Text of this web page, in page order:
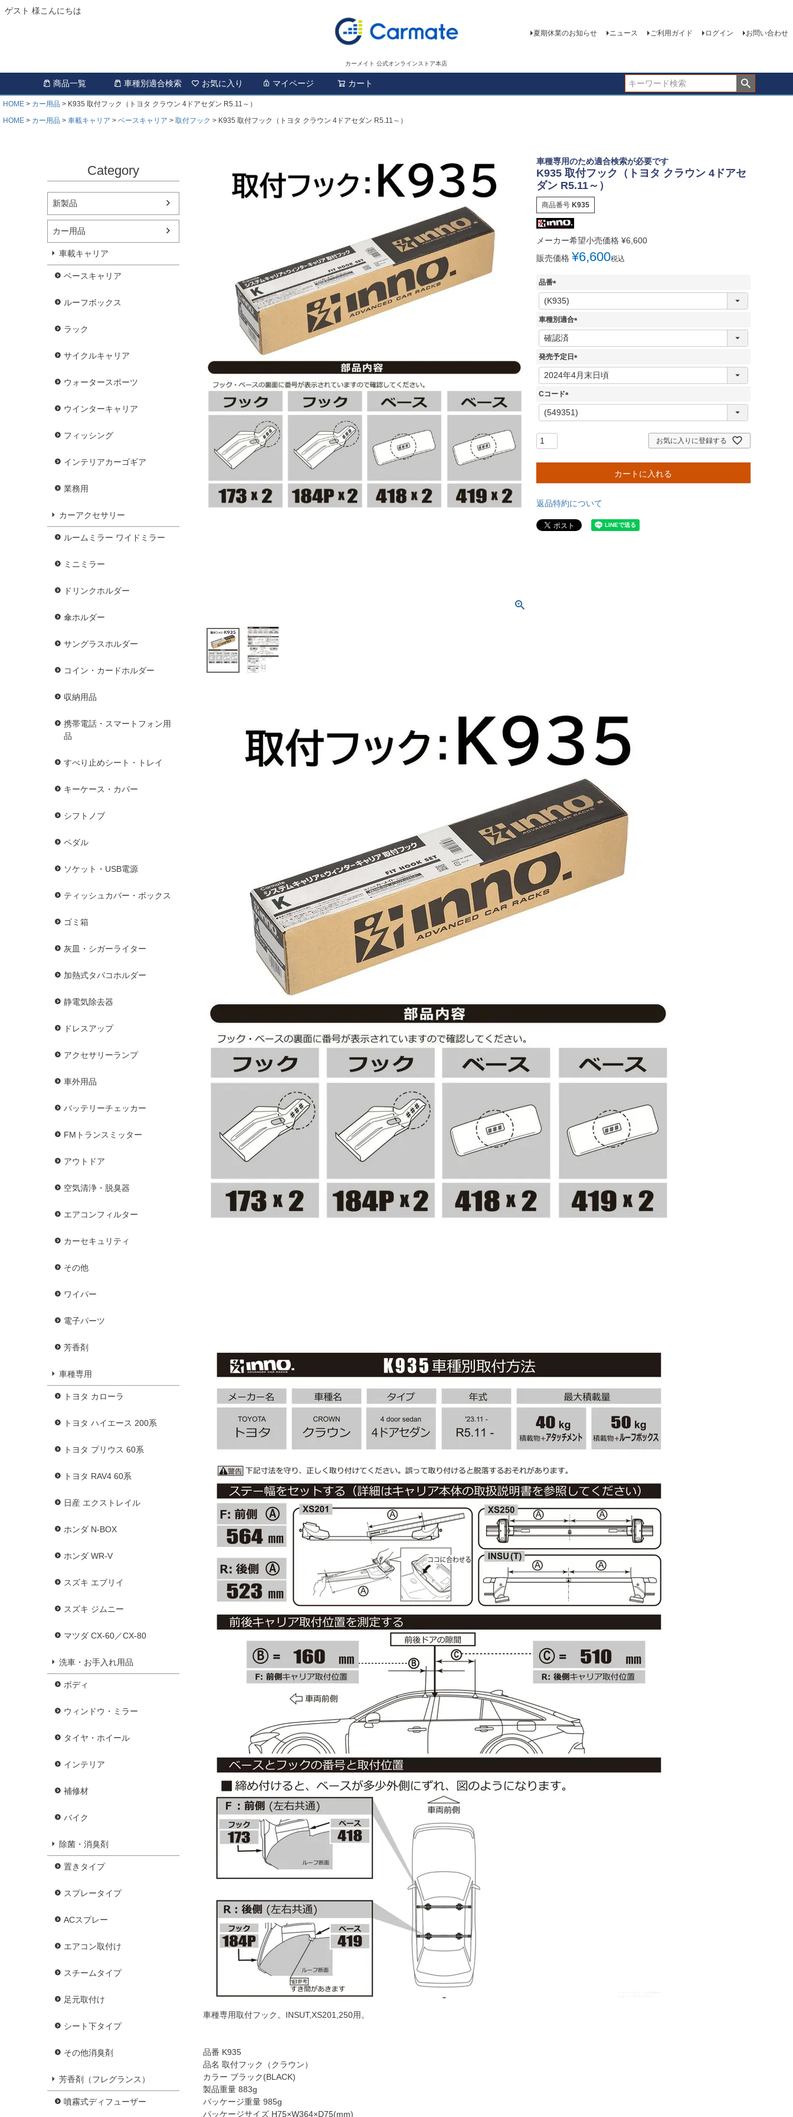
ゲスト 様こんにちは
カーメイト 公式オンラインストア本店
夏期休業のお知らせ ニュース ご利用ガイド ログイン お問い合わせ
商品一覧 車種別適合検索 お気に入り マイページ カート
HOME カー用品
K935 取付フック（トヨタ クラウン 4ドアセダン R5.11～）
HOME
カー用品 車載キャリア ベースキャリア 取付フック K935 取付フック（トヨタ クラウン 4ドアセダン R5.11～）
Category
新製品
カー用品
車載キャリア
ベースキャリア
ルーフボックス
ラック
サイクルキャリア
ウォータースポーツ
ウインターキャリア
フィッシング
インテリアカーゴギア
業務用
カーアクセサリー
ルームミラー ワイドミラー
ミニミラー
ドリンクホルダー
傘ホルダー
サングラスホルダー
コイン・カードホルダー
収納用品
携帯電話・スマートフォン用
品
すべり止めシート・トレイ
キーケース・カバー
シフトノブ
ペダル
ソケット・USB電源
ティッシュカバー・ボックス
ゴミ箱
灰皿・シガーライター
加熱式タバコホルダー
静電気除去器
ドレスアップ
アクセサリーランプ
車外用品
バッテリーチェッカー
FMトランスミッター
アウトドア
空気清浄・脱臭器
エアコンフィルター
カーセキュリティ
その他
ワイパー
電子パーツ
芳香剤
車種専用
トヨタ カローラ
トヨタ ハイエース 200系
トヨタ プリウス 60系
トヨタ RAV4 60系
日産 エクストレイル
ホンダ N-BOX
ホンダ WR-V
スズキ エブリイ
スズキ ジムニー
マツダ CX-60／CX-80
洗車・お手入れ用品
ボディ
ウィンドウ・ミラー
タイヤ・ホイール
インテリア
補修材
バイク
除菌・消臭剤
置きタイプ
スプレータイプ
ACスプレー
エアコン取付け
スチームタイプ
足元取付け
シート下タイプ
その他消臭剤
芳香剤（フレグランス）
噴霧式ディフューザー
車種専用のため適合検索が必要です
K935 取付フック（トヨタ クラウン 4ドアセ
ダン R5.11～）
商品番号 K935
メーカー希望小売価格 ¥6,600
販売価格 ¥6,600税込
品番
(
必
須
車種別適合
(
須
発売予定日
(
必
Cコード
(
必
お気に入りに登録する
カートに入れる
返品特約について
車種専用取付フック。INSUT,XS201,250用。
品番 K935
品名 取付フック（クラウン）
カラー ブラック(BLACK)
製品重量 883g
パッケージ重量 985g
パッケージサイズ H75×W364×D75(mm)